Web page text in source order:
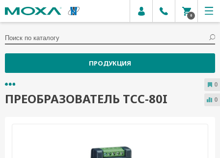
0
ПРОДУКЦИЯ
ПРЕОБРАЗОВАТЕЛЬ TCC-80I
0
0